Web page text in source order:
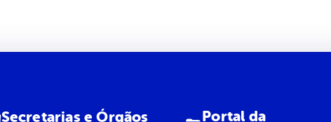
Secretarias e Órgãos
Portal da